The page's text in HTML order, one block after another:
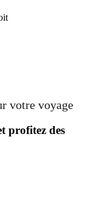
votre voyage
profitez des